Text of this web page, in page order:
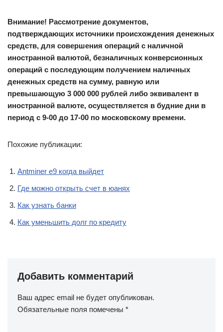
Внимание! Рассмотрение документов,
подтверждающих источники происхождения денежных
средств, для совершения операций с наличной
иностранной валютой, безналичных конверсионных
операций с последующим получением наличных
денежных средств на сумму, равную или
превышающую 3 000 000 рублей либо эквивалент в
иностранной валюте, осуществляется в будние дни в
период с 9-00 до 17-00 по московскому времени.
Похожие публикации:
Antminer e9 когда выйдет
Где можно открыть счет в юанях
Как узнать банки
Как уменьшить долг по кредиту
Добавить комментарий
Ваш адрес email не будет опубликован.
Обязательные поля помечены *